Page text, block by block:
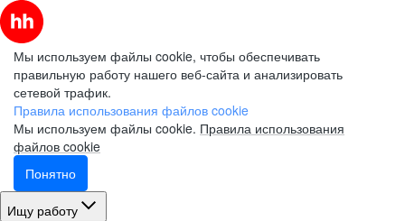
Мы используем файлы cookie, чтобы обеспечивать
правильную работу нашего веб-сайта и анализировать
сетевой трафик.
Правила использования файлов cookie
Мы используем файлы cookie. Правила использования
файлов cookie
Понятно
Ищу работу